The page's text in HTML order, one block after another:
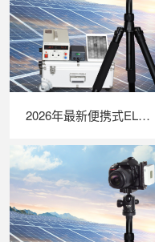
2026年最新便携式EL检测仪TOP推荐｜行业实力品牌深度测评